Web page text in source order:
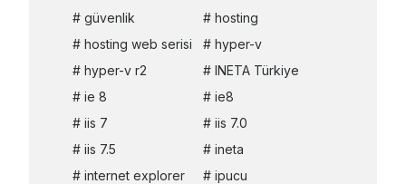
güvenlik
hosting
hosting web serisi
hyper-v
hyper-v r2
INETA Türkiye
ie 8
ie8
iis 7
iis 7.0
iis 7.5
ineta
internet explorer
ipucu